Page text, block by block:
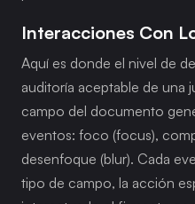
Interacciones Con
Aquí es donde el nivel de
auditoría aceptable de una
campo del documento
eventos: foco (focus),
desenfoque (blur). Cada
tipo de campo, la acción